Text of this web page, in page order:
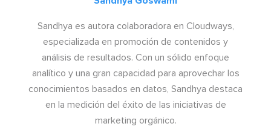
Sandhya es autora colaboradora en Cloudways,
especializada en promoción de contenidos y
análisis de resultados. Con un sólido enfoque
analítico y una gran capacidad para aprovechar los
conocimientos basados en datos, Sandhya destaca
en la medición del éxito de las iniciativas de
marketing orgánico.